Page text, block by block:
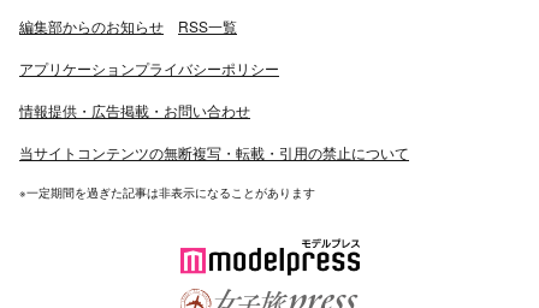
編集部からのお知らせ RSS一覧
アプリケーションプライバシーポリシー
情報提供・広告掲載・お問い合わせ
当サイトコンテンツの無断複写・転載・引用の禁止について
※一定期間を過ぎた記事は非表示になることがあります